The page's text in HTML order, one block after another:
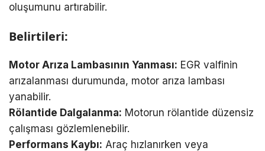
oluşumunu artırabilir.
Belirtileri:
Motor Arıza Lambasının Yanması: EGR valfinin
arızalanması durumunda, motor arıza lambası
yanabilir.
Rölantide Dalgalanma: Motorun rölantide düzensiz
çalışması gözlemlenebilir.
Performans Kaybı: Araç hızlanırken veya